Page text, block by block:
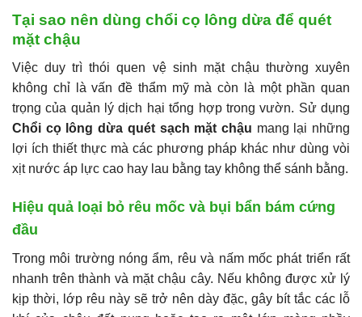
Tại sao nên dùng chổi cọ lông dừa để quét
mặt chậu
Việc duy trì thói quen vệ sinh mặt chậu thường xuyên
không chỉ là vấn đề thẩm mỹ mà còn là một phần quan
trọng của quản lý dịch hại tổng hợp trong vườn. Sử dụng
Chổi cọ lông dừa quét sạch mặt chậu mang lại những
lợi ích thiết thực mà các phương pháp khác như dùng vòi
xịt nước áp lực cao hay lau bằng tay không thể sánh bằng.
Hiệu quả loại bỏ rêu mốc và bụi bẩn bám cứng
đầu
Trong môi trường nóng ẩm, rêu và nấm mốc phát triển rất
nhanh trên thành và mặt chậu cây. Nếu không được xử lý
kịp thời, lớp rêu này sẽ trở nên dày đặc, gây bít tắc các lỗ